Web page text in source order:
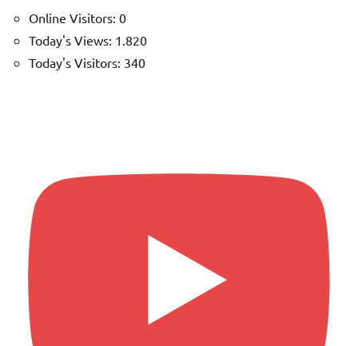
Online Visitors: 0
Today's Views: 1.820
Today's Visitors: 340